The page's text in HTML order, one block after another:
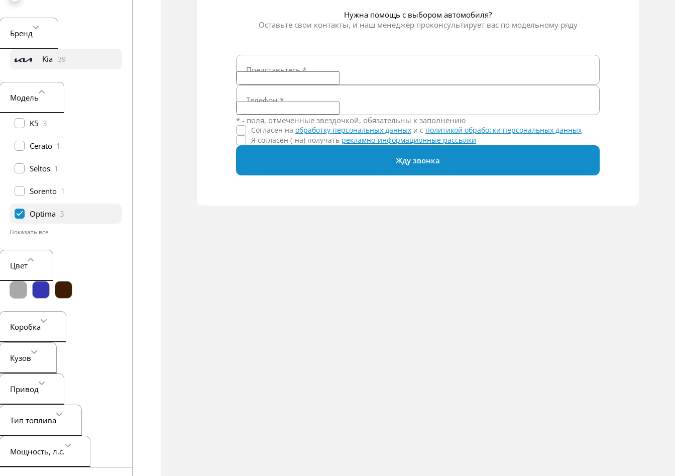
Бренд
Kia 39
Модель
K5 3
Cerato 1
Seltos 1
Sorento 1
Optima 3
Показать все
Цвет
Коробка
Кузов
Привод
Тип топлива
Мощность, л.с.
Нужна помощь с выбором автомобиля?
Оставьте свои контакты, и наш менеджер проконсультирует вас по модельному ряду
Представьтесь*
Телефон*
* - поля, отмеченные звездочкой, обязательны к заполнению
Согласен на обработку персональных данных и c политикой обработки персональных данных
Я согласен (-на) получать рекламно-информационные рассылки
Жду звонка